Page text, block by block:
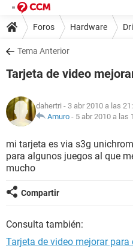
Foros Hardware
Tema Anterior
Tarjeta de video
dahertri - 3 abr 2010 a las
Amuro - 5 abr 2010 a las
mi tarjeta es via s3g
para algunos juegos al que
mucho
Compartir
Consulta también:
Tarjeta de video mejorar para